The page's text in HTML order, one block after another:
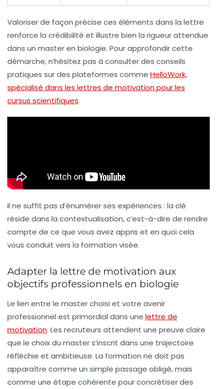
Valoriser de façon précise ces éléments dans la lettre
renforce la crédibilité et illustre bien la rigueur attendue
dans un master en biologie. Pour approfondir cette
démarche, n’hésitez pas à consulter des conseils
pratiques sur des plateformes comme HelloWork,
spécialisé dans les lettres de motivation pour les
cursus scientifiques.
Il ne suffit pas d’énumérer ses expériences : la clé
réside dans la contextualisation, c’est-à-dire de rendre
compte de ce que vous avez appris et en quoi cela
vous conduit vers la formation visée.
Adapter la lettre de motivation aux
objectifs professionnels en biologie
Le lien entre le master choisi et votre avenir
professionnel est primordial dans une lettre de
motivation. Les recruteurs attendent une preuve claire
que le choix du master s’inscrit dans une trajectoire
réfléchie et ambitieuse. La formation ne doit pas
apparaître comme un simple passage obligé, mais
comme une étape cohérente pour concrétiser des